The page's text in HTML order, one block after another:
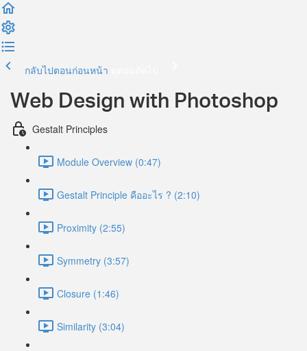
กลับไปตอนก่อนหน้า
Web Design with Photoshop
Gestalt Principles
Module Overview (0:47)
Gestalt Principle คืออะไร ? (2:10)
Proximity (2:55)
Symmetry (3:57)
Closure (1:46)
Similarity (3:04)